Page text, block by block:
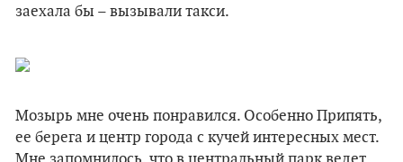
заехала бы – вызывали такси.
Мозырь мне очень понравился. Особенно Припять,
ее берега и центр города с кучей интересных мест.